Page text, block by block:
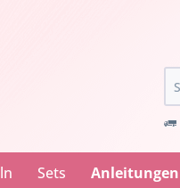
Sets Anleitungen